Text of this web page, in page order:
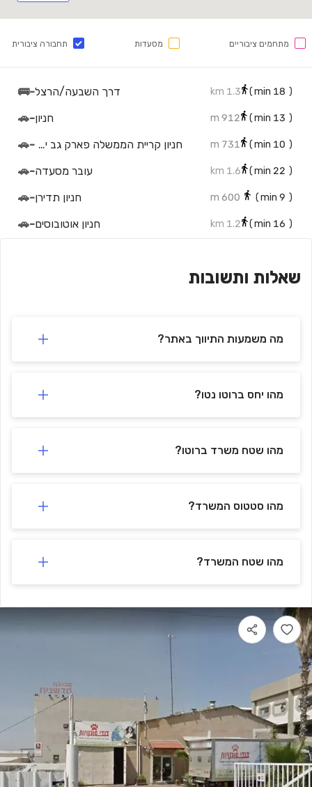
מתחמים ציבוריים מסעדות תחבורה ציבורית
(
18
1.3 km דרך השבעה/הרצל-
🚌
(
13
912 m חניון-
🚗
(
10
731 m חניון קריית הממשלה פארק גב ים חולון -
🚗
(
22
1.6 km עובר מסעדה-
🚗
(
9
600 m חניון תדירן-
🚗
(
16
1.2 km חניון אוטובוסים-
🚗
(
15
min)
1.1 km
שאלות ותשובות
מה משמעות התיווך באתר?
מהו יחס ברוטו נטו?
מהו שטח משרד ברוטו?
מהו סטטוס המשרד?
מהו שטח המשרד?